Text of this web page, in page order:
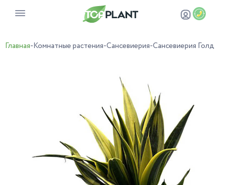
Главная-Комнатные растения-Сансевиерия-Сансевиерия Голд